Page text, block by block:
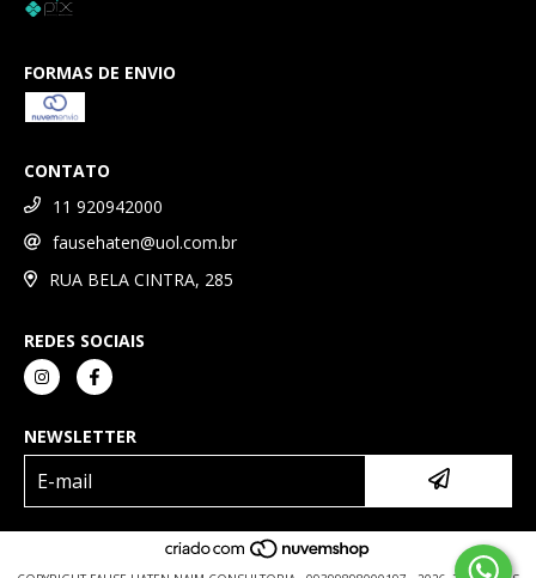
FORMAS DE ENVIO
CONTATO
11 920942000
fausehaten@uol.com.br
RUA BELA CINTRA, 285
REDES SOCIAIS
NEWSLETTER